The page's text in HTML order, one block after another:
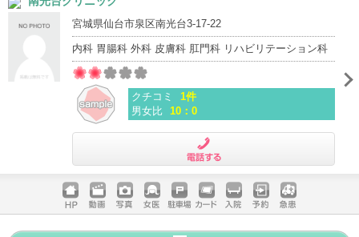
宮城県仙台市泉区南光台3-17-22
内科 胃腸科 外科 皮膚科 肛門科 リハビリテーション科
クチコミ
1件
男女比
10：0
ホームペ
ージ
動画 写真 女医 駐車場
クレジッ
トカード
入院 予約 急患